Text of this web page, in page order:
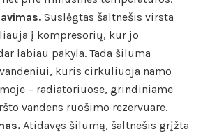
Suslėgtas šaltnešis virsta
į kompresorių, kur jo
labiau pakyla. Tada šiluma
kuris cirkuliuoja namo
– radiatoriuose, grindiniame
vandens ruošimo rezervuare.
Atidavęs šilumą, šaltnešis grįžta